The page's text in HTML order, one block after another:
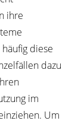
ihre
diese
dazu
im
Um